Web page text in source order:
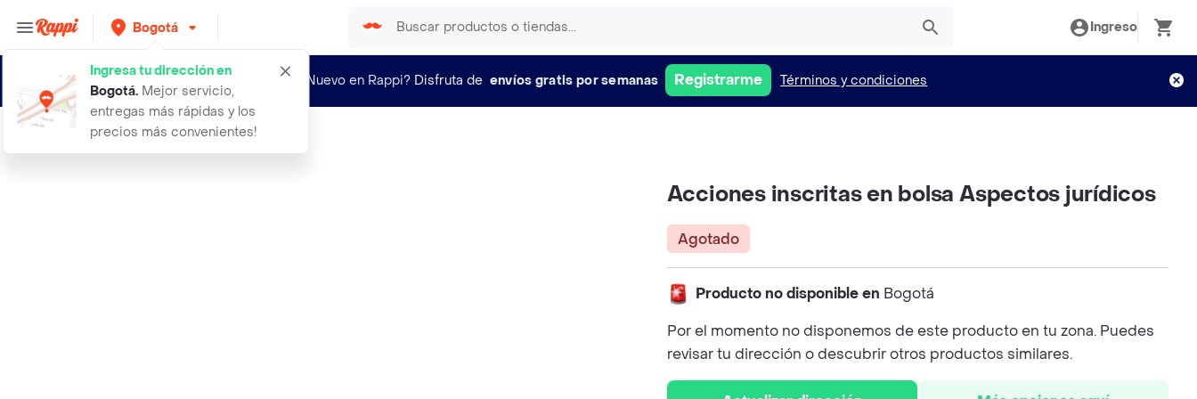
Bogotá
Ingresa tu dirección en
Bogotá. Mejor servicio,
entregas más rápidas y los
precios más convenientes!
Ingreso
¿Nuevo en Rappi? Disfruta de envíos gratis por semanas Registrarme Términos y condiciones
acciones inscritas en bolsa aspecto
Acciones inscritas en bolsa Aspectos jurídicos
Agotado
Producto no disponible en Bogotá
Por el momento no disponemos de este producto en tu zona. Puedes
revisar tu dirección o descubrir otros productos similares.